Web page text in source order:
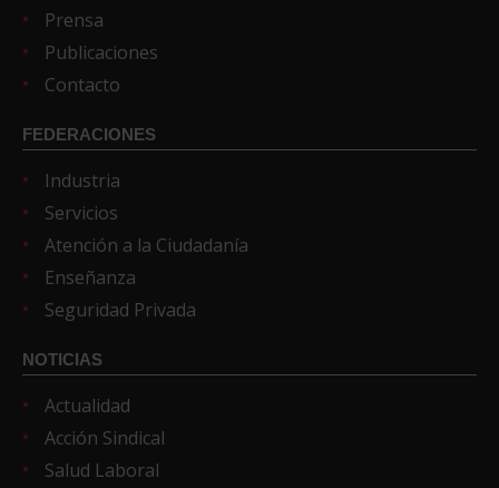
Prensa
Publicaciones
Contacto
FEDERACIONES
Industria
Servicios
Atención a la Ciudadanía
Enseñanza
Seguridad Privada
NOTICIAS
Actualidad
Acción Sindical
Salud Laboral